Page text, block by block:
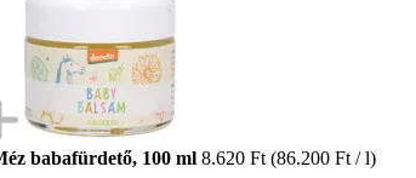
babafürdető, 100 ml 8.620 Ft (86.200 Ft / l)